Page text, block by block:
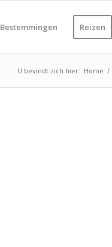
Bestemmingen Reizen
U bevindt zich hier: Home /